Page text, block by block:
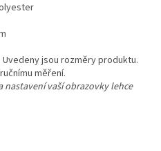
jsou rozměry produktu.
měření.
nastavení vaší obrazovky lehce